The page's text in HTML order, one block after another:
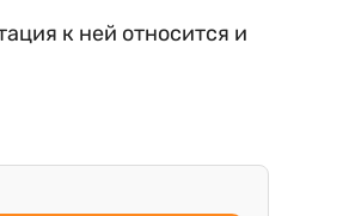
к ней относится и